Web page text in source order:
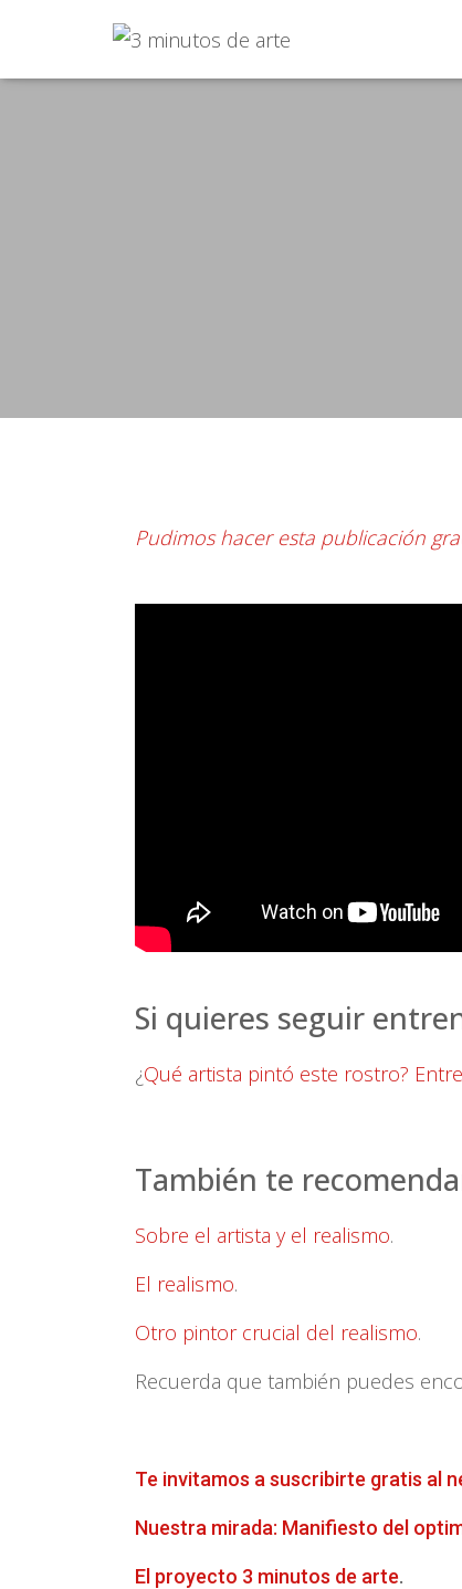
Pudimos hacer esta publicación
Si quieres seguir
¿Qué artista pintó este rostro?
También te
Sobre el artista y el realismo.
El realismo.
Otro pintor crucial del realismo.
Recuerda que también puedes
Te invitamos a suscribirte gratis al
Nuestra mirada: Manifiesto del
El proyecto 3 minutos de arte.